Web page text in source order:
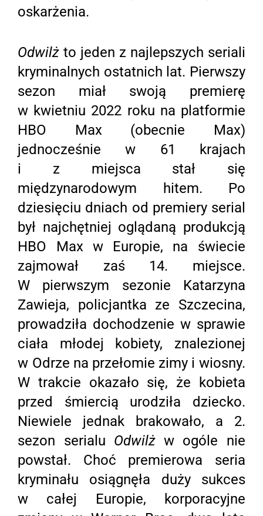
oskarżenia.
Odwilż to jeden z najlepszych seriali
kryminalnych ostatnich lat. Pierwszy
sezon miał swoją premierę
w kwietniu 2022 roku na platformie
HBO Max (obecnie Max)
jednocześnie w 61 krajach
i z miejsca stał się
międzynarodowym hitem. Po
dziesięciu dniach od premiery serial
był najchętniej oglądaną produkcją
HBO Max w Europie, na świecie
zajmował zaś 14. miejsce.
W pierwszym sezonie Katarzyna
Zawieja, policjantka ze Szczecina,
prowadziła dochodzenie w sprawie
ciała młodej kobiety, znalezionej
w Odrze na przełomie zimy i wiosny.
W trakcie okazało się, że kobieta
przed śmiercią urodziła dziecko.
Niewiele jednak brakowało, a 2.
sezon serialu Odwilżw ogóle nie
powstał. Choć premierowa seria
kryminału osiągnęła duży sukces
w całej Europie, korporacyjne